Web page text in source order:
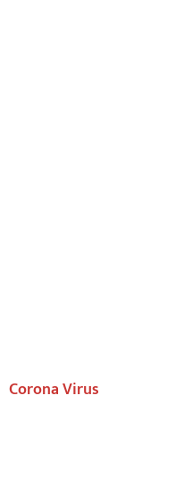
Corona Virus